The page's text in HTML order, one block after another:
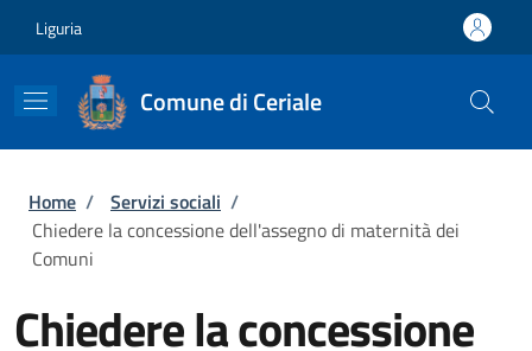
Liguria
Comune di Ceriale
Briciole di pane
Home / Servizi sociali /
Chiedere la concessione dell'assegno di maternità dei
Comuni
Chiedere la concessione